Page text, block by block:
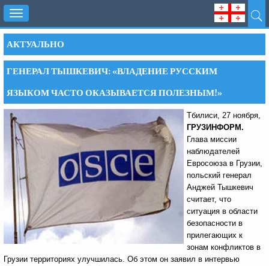
Toggle
navigation
АКТУАЛЬНО
ГЕНЕРАЛ ТЫШКЕВИЧ: «ВЛАДЕНИЕ РУССКИМ
ЯЗЫКОМ ЧАСТО ОКАЗЫВАЕТСЯ ПОЛЕЗНЫМ!»
Тбилиси, 27 ноября,
ГРУЗИНФОРМ.
Глава миссии
наблюдателей
Евросоюза в Грузии,
польский генерал
Анджей Тышкевич
считает, что
ситуация в области
безопасности в
прилегающих к
зонам конфликтов в
Грузии территориях улучшилась. Об этом он заявил в интервью